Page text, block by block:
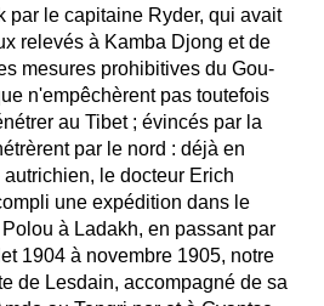
par le capitaine Ryder, qui avait
relevés à Kamba Djong et de
mesures prohibitives du Gou-
n'empêchèrent pas toutefois
au Tibet ; évincés par la
par le nord : déjà en
le docteur Erich
une expédition dans le
à Ladakh, en passant par
1904 à novembre 1905, notre
de Lesdain, accompagné de sa